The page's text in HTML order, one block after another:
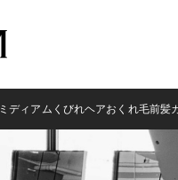
ミディアムくびれヘアおくれ毛前髪